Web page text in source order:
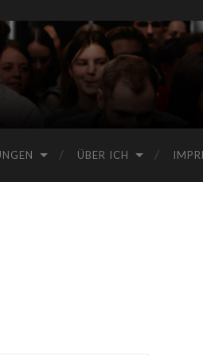
ÜBER ICH